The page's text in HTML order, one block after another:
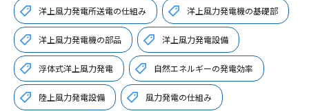
洋上風力発電所送電の仕組み 洋上風力発電機の基礎部
洋上風力発電機の部品 洋上風力発電設備
浮体式洋上風力発電 自然エネルギーの発電効率
陸上風力発電設備 風力発電の仕組み